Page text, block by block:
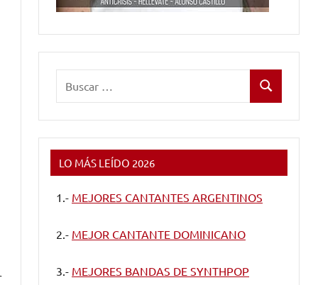
Buscar
LO MÁS LEÍDO 2026
1.- MEJORES CANTANTES ARGENTINOS
2.- MEJOR CANTANTE DOMINICANO
3.- MEJORES BANDAS DE SYNTHPOP